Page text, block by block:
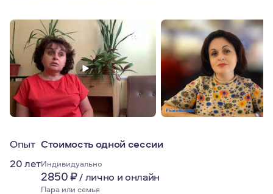
Опыт
20 лет
Стоимость одной сессии
Индивидуально
2850₽/лично и онлайн
Пара или семья